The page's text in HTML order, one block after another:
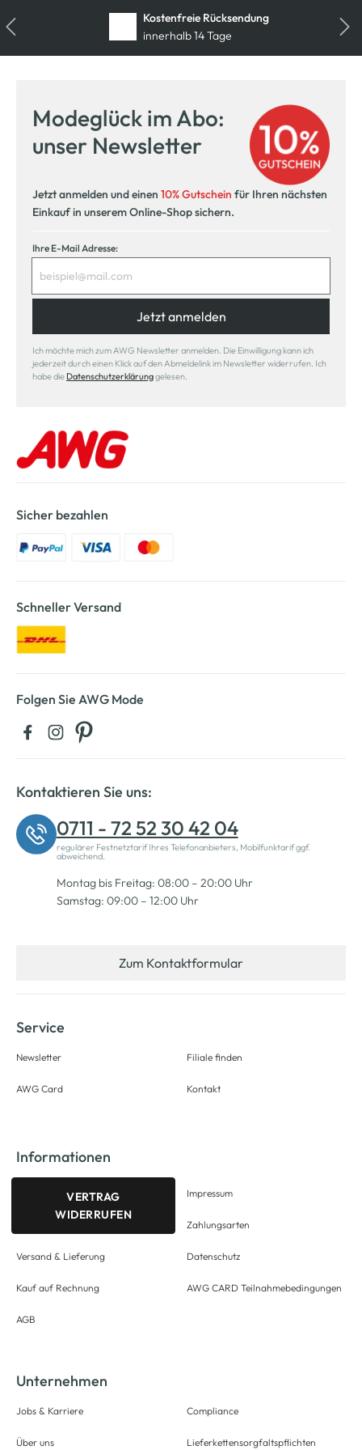
Kostenfreie Rücksendung
innerhalb 14 Tage
Modeglück im Abo:
unser Newsletter
Jetzt anmelden und einen 10% Gutschein für Ihren nächsten
Einkauf in unserem Online-Shop sichern.
Ihre E-Mail Adresse:
Jetzt anmelden
Ich möchte mich zum AWG Newsletter anmelden. Die Einwilligung kann ich
jederzeit durch einen Klick auf den Abmeldelink im Newsletter widerrufen. Ich
habe die Datenschutzerklärunggelesen.
Sicher bezahlen
Schneller Versand
Folgen Sie AWG Mode
Kontaktieren Sie uns:
0711 - 72 52 30 42 04
regulärer Festnetztarif Ihres Telefonanbieters, Mobilfunktarif ggf.
abweichend.
Montag bis Freitag: 08:00 – 20:00 Uhr
Samstag: 09:00 – 12:00 Uhr
Zum Kontaktformular
Service
Newsletter
AWG Card
Filiale finden
Kontakt
Informationen
VERTRAG
WIDERRUFEN
Versand & Lieferung
Kauf auf Rechnung
AGB
Impressum
Zahlungsarten
Datenschutz
AWG CARD Teilnahmebedingungen
Unternehmen
Jobs & Karriere
Über uns
Compliance
Lieferkettensorgfaltspflichten